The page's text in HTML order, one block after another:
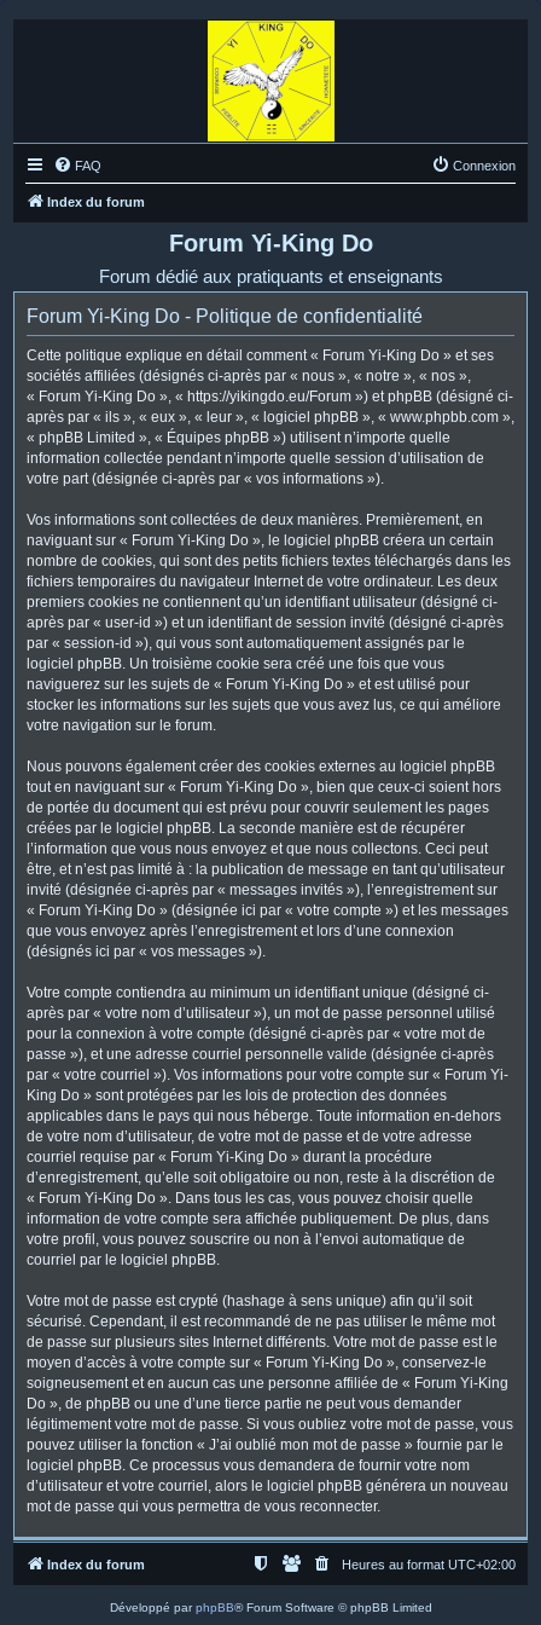
FAQ Connexion
Index du forum
Forum Yi-King Do
Forum dédié aux pratiquants et enseignants
Forum Yi-King Do - Politique de confidentialité
Cette politique explique en détail comment « Forum Yi-King Do » et ses
sociétés affiliées (désignés ci-après par « nous », « notre », « nos »,
« Forum Yi-King Do », « https://yikingdo.eu/Forum ») et phpBB (désigné ci-
après par « ils », « eux », « leur », « logiciel phpBB », « www.phpbb.com »,
« phpBB Limited », « Équipes phpBB ») utilisent n’importe quelle
information collectée pendant n’importe quelle session d’utilisation de
votre part (désignée ci-après par « vos informations »).
Vos informations sont collectées de deux manières. Premièrement, en
naviguant sur « Forum Yi-King Do », le logiciel phpBB créera un certain
nombre de cookies, qui sont des petits fichiers textes téléchargés dans les
fichiers temporaires du navigateur Internet de votre ordinateur. Les deux
premiers cookies ne contiennent qu’un identifiant utilisateur (désigné ci-
après par « user-id ») et un identifiant de session invité (désigné ci-après
par « session-id »), qui vous sont automatiquement assignés par le
logiciel phpBB. Un troisième cookie sera créé une fois que vous
naviguerez sur les sujets de « Forum Yi-King Do » et est utilisé pour
stocker les informations sur les sujets que vous avez lus, ce qui améliore
votre navigation sur le forum.
Nous pouvons également créer des cookies externes au logiciel phpBB
tout en naviguant sur « Forum Yi-King Do », bien que ceux-ci soient hors
de portée du document qui est prévu pour couvrir seulement les pages
créées par le logiciel phpBB. La seconde manière est de récupérer
l’information que vous nous envoyez et que nous collectons. Ceci peut
être, et n’est pas limité à : la publication de message en tant qu’utilisateur
invité (désignée ci-après par « messages invités »), l’enregistrement sur
« Forum Yi-King Do » (désignée ici par « votre compte ») et les messages
que vous envoyez après l’enregistrement et lors d’une connexion
(désignés ici par « vos messages »).
Votre compte contiendra au minimum un identifiant unique (désigné ci-
après par « votre nom d’utilisateur »), un mot de passe personnel utilisé
pour la connexion à votre compte (désigné ci-après par « votre mot de
passe »), et une adresse courriel personnelle valide (désignée ci-après
par « votre courriel »). Vos informations pour votre compte sur « Forum Yi-
King Do » sont protégées par les lois de protection des données
applicables dans le pays qui nous héberge. Toute information en-dehors
de votre nom d’utilisateur, de votre mot de passe et de votre adresse
courriel requise par « Forum Yi-King Do » durant la procédure
d’enregistrement, qu’elle soit obligatoire ou non, reste à la discrétion de
« Forum Yi-King Do ». Dans tous les cas, vous pouvez choisir quelle
information de votre compte sera affichée publiquement. De plus, dans
votre profil, vous pouvez souscrire ou non à l’envoi automatique de
courriel par le logiciel phpBB.
Votre mot de passe est crypté (hashage à sens unique) afin qu’il soit
sécurisé. Cependant, il est recommandé de ne pas utiliser le même mot
de passe sur plusieurs sites Internet différents. Votre mot de passe est le
moyen d’accès à votre compte sur « Forum Yi-King Do », conservez-le
soigneusement et en aucun cas une personne affiliée de « Forum Yi-King
Do », de phpBB ou une d’une tierce partie ne peut vous demander
légitimement votre mot de passe. Si vous oubliez votre mot de passe, vous
pouvez utiliser la fonction « J’ai oublié mon mot de passe » fournie par le
logiciel phpBB. Ce processus vous demandera de fournir votre nom
d’utilisateur et votre courriel, alors le logiciel phpBB générera un nouveau
mot de passe qui vous permettra de vous reconnecter.
Index du forum Heures au format UTC+02:00
Développé parphpBB® Forum Software © phpBB Limited